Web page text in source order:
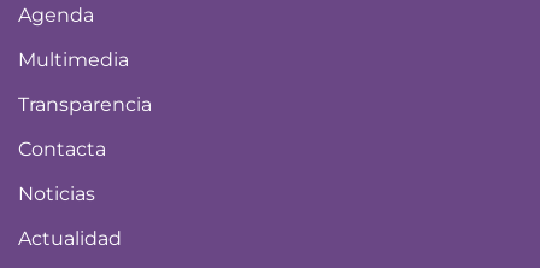
Agenda
Multimedia
Transparencia
Contacta
Noticias
Actualidad